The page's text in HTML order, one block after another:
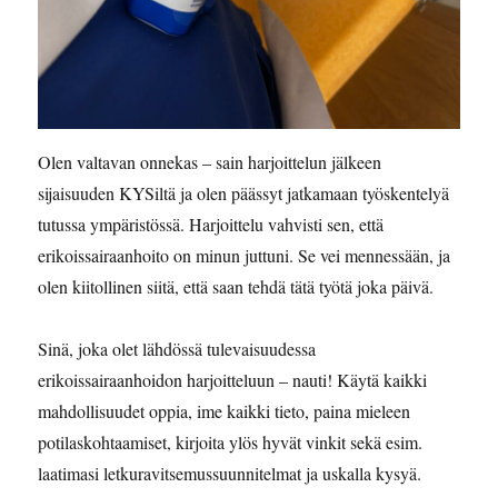
Olen valtavan onnekas – sain harjoittelun jälkeen
sijaisuuden KYSiltä ja olen päässyt jatkamaan työskentelyä
tutussa ympäristössä. Harjoittelu vahvisti sen, että
erikoissairaanhoito on minun juttuni. Se vei mennessään, ja
olen kiitollinen siitä, että saan tehdä tätä työtä joka päivä.
Sinä, joka olet lähdössä tulevaisuudessa
erikoissairaanhoidon harjoitteluun – nauti! Käytä kaikki
mahdollisuudet oppia, ime kaikki tieto, paina mieleen
potilaskohtaamiset, kirjoita ylös hyvät vinkit sekä esim.
laatimasi letkuravitsemussuunnitelmat ja uskalla kysyä.